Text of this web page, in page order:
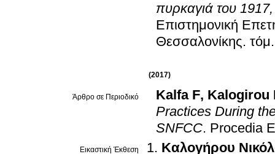
πυρκαγιά του
Επιστημονική
Θεσσαλονίκης.
(2017)
Άρθρο σε Περιοδικό Kalfa F, Kalogirou
Practices During
SNFCC. Procedia
Εικαστική Έκθεση Καλογήρου